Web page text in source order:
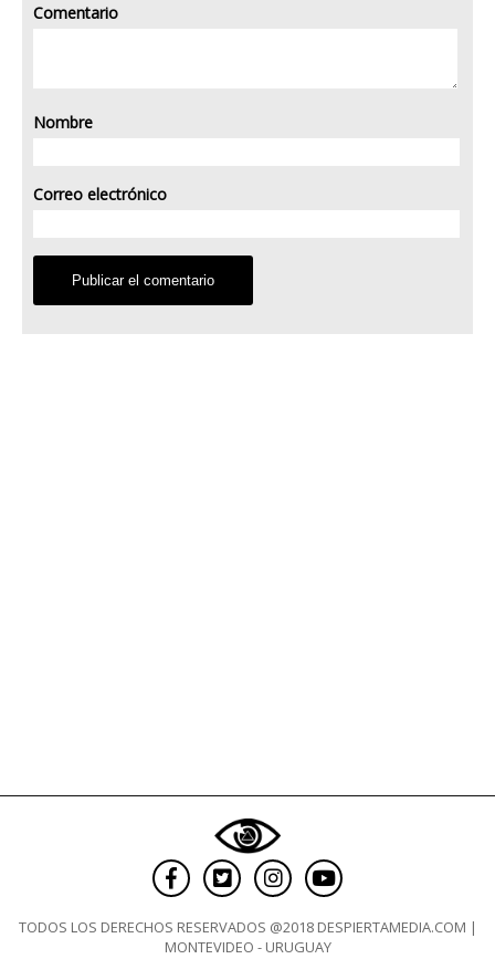
Comentario
Nombre
Correo electrónico
TODOS LOS DERECHOS RESERVADOS @2018 DESPIERTAMEDIA.COM |
MONTEVIDEO - URUGUAY